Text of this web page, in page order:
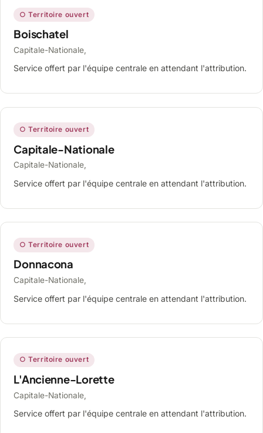
○ Territoire ouvert
Boischatel
Capitale-Nationale,
Service offert par l'équipe centrale en attendant l'attribution.
○ Territoire ouvert
Capitale-Nationale
Capitale-Nationale,
Service offert par l'équipe centrale en attendant l'attribution.
○ Territoire ouvert
Donnacona
Capitale-Nationale,
Service offert par l'équipe centrale en attendant l'attribution.
○ Territoire ouvert
L'Ancienne-Lorette
Capitale-Nationale,
Service offert par l'équipe centrale en attendant l'attribution.